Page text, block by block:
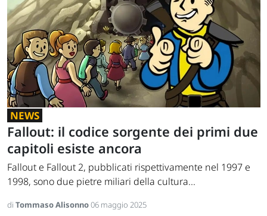
NEWS
Fallout: il codice sorgente dei primi due
capitoli esiste ancora
Fallout e Fallout 2, pubblicati rispettivamente nel 1997 e
1998, sono due pietre miliari della cultura...
di Tommaso Alisonno06 maggio 2025